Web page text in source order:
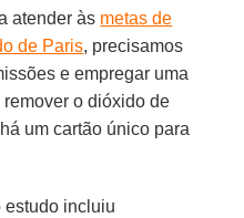
atender às metas de
de Paris, precisamos
e empregar uma
o dióxido de
um cartão único para
estudo incluiu